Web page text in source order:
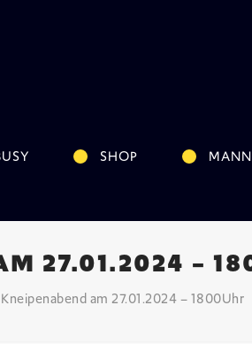
SHOP
27.01.2024 –
Kneipenabend am 27.01.2024 – 1800Uhr